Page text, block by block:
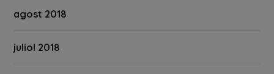
agost 2018
juliol 2018